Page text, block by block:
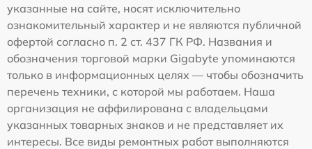
указанные на сайте, носят исключительно
ознакомительный характер и не являются публичной
офертой согласно п. 2 ст. 437 ГК РФ. Названия и
обозначения торговой марки Gigabyte упоминаются
только в информационных целях — чтобы обозначить
перечень техники, с которой мы работаем. Наша
организация не аффилирована с владельцами
указанных товарных знаков и не представляет их
интересы. Все виды ремонтных работ выполняются